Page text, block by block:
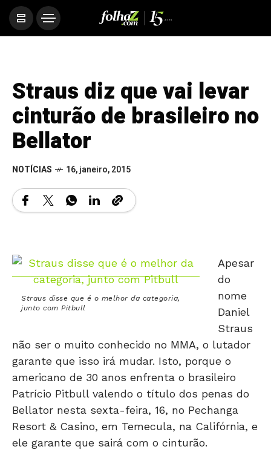
Straus diz que vai levar
cinturão de brasileiro no
Bellator
NOTÍCIAS 16, janeiro, 2015
Straus disse que é o melhor da categoria,
junto com Pitbull
Apesar
do
nome
Daniel
Straus
não ser o muito conhecido no MMA, o lutador
garante que isso irá mudar. Isto, porque o
americano de 30 anos enfrenta o brasileiro
Patrício Pitbull valendo o título dos penas do
Bellator nesta sexta-feira, 16, no Pechanga
Resort & Casino, em Temecula, na Califórnia, e
ele garante que sairá com o cinturão.